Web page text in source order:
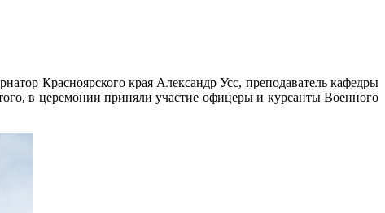
Красноярского края Александр Усс, преподаватель кафедры
в церемонии приняли участие офицеры и курсанты Военного